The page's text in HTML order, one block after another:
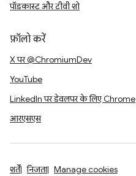
पॉडकास्ट और टीवी शो
फ़ॉलो करें
X पर @ChromiumDev
YouTube
LinkedIn पर डेवलपर के लिए Chrome
आरएसएस
शर्तें निजता Manage cookies